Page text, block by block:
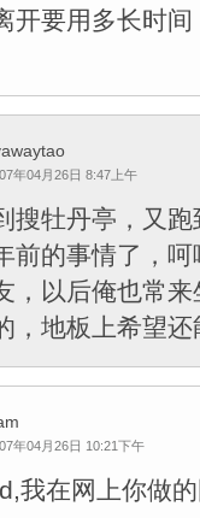
开要用多长时
年04月26日 8:47上午
搜牡丹亭，又
前的事情了，
，以后俺也常
，地板上希望还
年04月26日 10:21下午
我在网上你做